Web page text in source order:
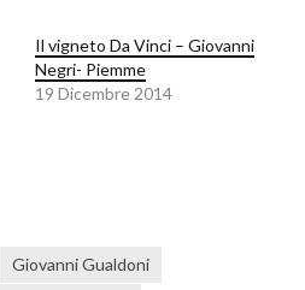
Il vigneto Da Vinci – Giovanni
Negri- Piemme
19 Dicembre 2014
Giovanni Gualdoni